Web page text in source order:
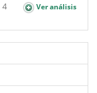
4
Ver análisis